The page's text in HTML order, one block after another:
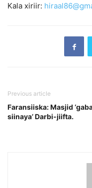
Kala xiriir:
Previous article
Faransiiska: Masjid
siinaya’ Darbi-jiifta.